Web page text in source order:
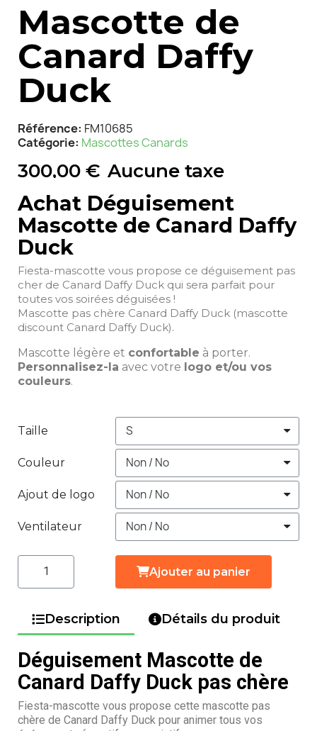
Mascotte de
Canard Daffy
Duck
Référence FM10685
Catégorie Mascottes Canards
300,00 € Aucune taxe
Achat Déguisement
Mascotte de Canard Daffy
Duck
Fiesta-mascotte vous propose ce déguisement pas
cher de Canard Daffy Duck qui sera parfait pour
toutes vos soirées déguisées !
Mascotte pas chère Canard Daffy Duck (mascotte
discount Canard Daffy Duck).
Mascotte légère et confortable à porter.
Personnalisez-la avec votre logo et/ou vos
couleurs.
Taille
Couleur
Ajout de logo
Ventilateur
Ajouter au panier
Description Détails du produit
Déguisement Mascotte de
Canard Daffy Duck pas chère
Fiesta-mascotte vous propose cette mascotte pas
chère de Canard Daffy Duck pour animer tous vos